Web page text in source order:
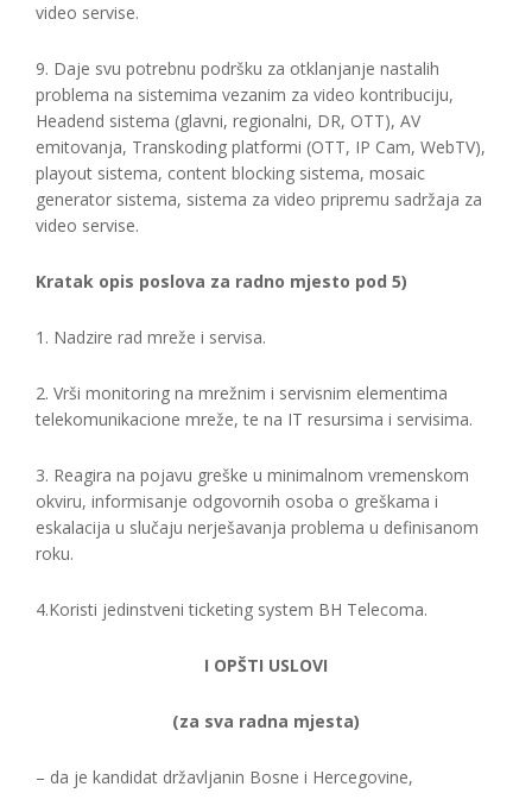
video servise.
9. Daje svu potrebnu podršku za otklanjanje nastalih
problema na sistemima vezanim za video kontribuciju,
Headend sistema (glavni, regionalni, DR, OTT), AV
emitovanja, Transkoding platformi (OTT, IP Cam, WebTV),
playout sistema, content blocking sistema, mosaic
generator sistema, sistema za video pripremu sadržaja za
video servise.
Kratak opis poslova za radno mjesto pod 5)
1. Nadzire rad mreže i servisa.
2. Vrši monitoring na mrežnim i servisnim elementima
telekomunikacione mreže, te na IT resursima i servisima.
3. Reagira na pojavu greške u minimalnom vremenskom
okviru, informisanje odgovornih osoba o greškama i
eskalacija u slučaju nerješavanja problema u definisanom
roku.
4.Koristi jedinstveni ticketing system BH Telecoma.
I OPŠTI USLOVI
(za sva radna mjesta)
– da je kandidat državljanin Bosne i Hercegovine,